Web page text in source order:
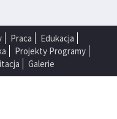
Praca
Edukacja
Projekty Programy
Galerie